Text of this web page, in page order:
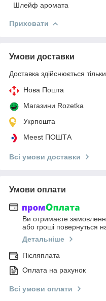
Шлейф аромата
Приховати
Умови доставки
Доставка здійснюється
Нова Пошта
Магазини Rozetka
Укрпошта
Meest ПОШТА
Всі умови доставки
Умови оплати
Ви отримаєте
або гроші повернуться
Детальніше
Післяплата
Оплата на рахунок
Всі умови оплати